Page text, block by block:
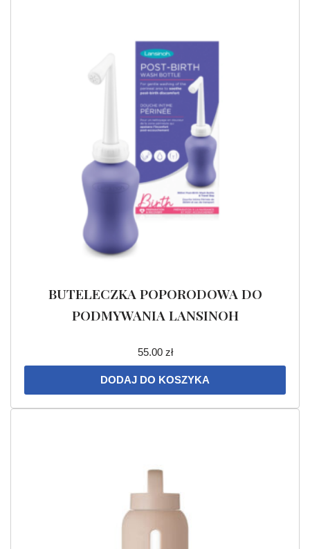
BUTELECZKA POPORODOWA DO
PODMYWANIA LANSINOH
55.00 zł
DODAJ DO KOSZYKA